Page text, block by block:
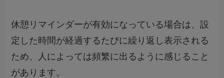
休憩リマインダーが有効になっている場合は、設
定した時間が経過するたびに繰り返し表示される
ため、人によっては頻繁に出るように感じること
があります。